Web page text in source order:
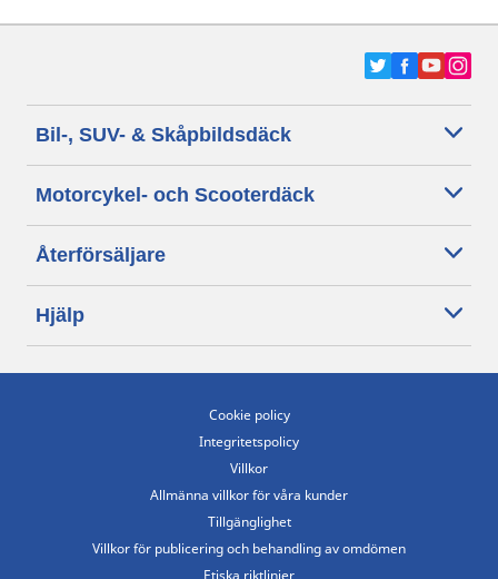
Bil-, SUV- & Skåpbildsdäck
Motorcykel- och Scooterdäck
Återförsäljare
Hjälp
Cookie policy
Integritetspolicy
Villkor
Allmänna villkor för våra kunder
Tillgänglighet
Villkor för publicering och behandling av omdömen
Etiska riktlinjer